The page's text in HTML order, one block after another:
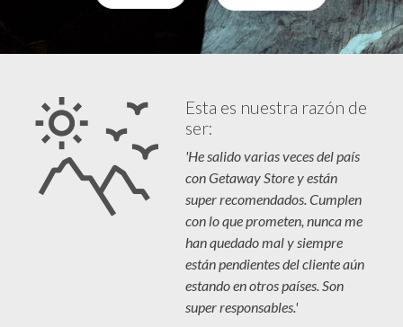
Esta es nuestra razón de
ser:
'He salido varias veces del país
con Getaway Store y están
super recomendados. Cumplen
con lo que prometen, nunca me
han quedado mal y siempre
están pendientes del cliente aún
estando en otros países. Son
super responsables.'